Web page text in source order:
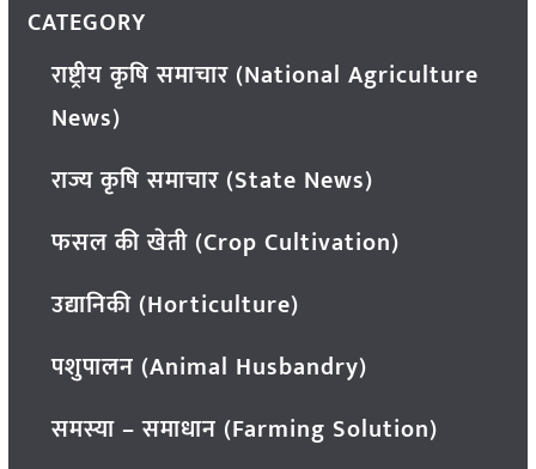
CATEGORY
राष्ट्रीय कृषि समाचार (National Agriculture
News)
राज्य कृषि समाचार (State News)
फसल की खेती (Crop Cultivation)
उद्यानिकी (Horticulture)
पशुपालन (Animal Husbandry)
समस्या – समाधान (Farming Solution)